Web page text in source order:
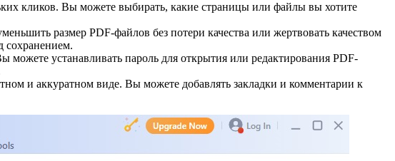
кликов. Вы можете выбирать, какие страницы или файлы вы хотите
размер PDF-файлов без потери качества или жертвовать качеством
сохранением.
устанавливать пароль для открытия или редактирования PDF-
и аккуратном виде. Вы можете добавлять закладки и комментарии к